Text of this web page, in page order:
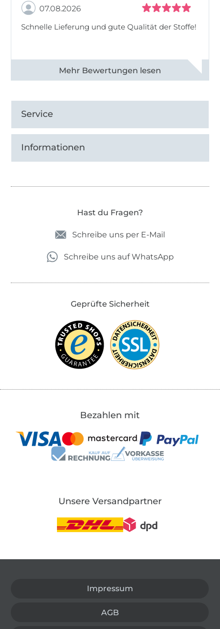
07.08.2026
Schnelle Lieferung und gute Qualität der Stoffe!
Alle 82968 Bewertungen ansehen
Service
Informationen
Hast du Fragen?
Schreibe uns per E-Mail
Schreibe uns auf WhatsApp
Geprüfte Sicherheit
Bezahlen mit
Unsere Versandpartner
Impressum
AGB